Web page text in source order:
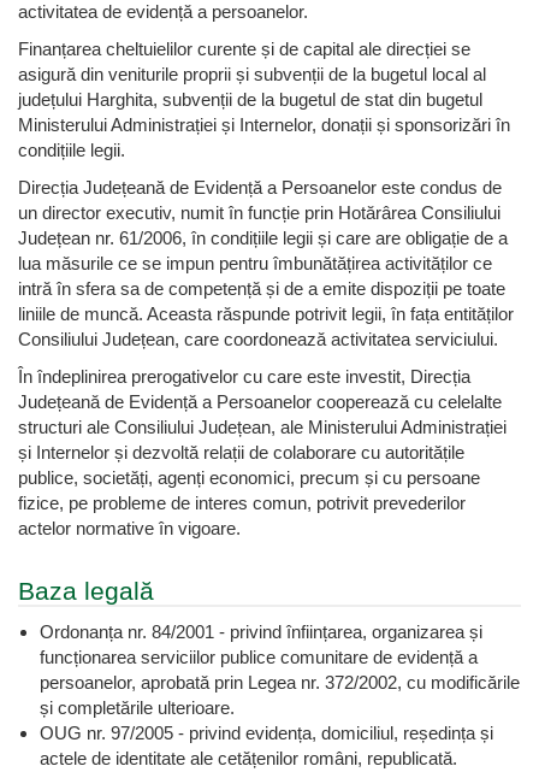
activitatea de evidență a persoanelor.
Finanțarea cheltuielilor curente și de capital ale direcției se
asigură din veniturile proprii și subvenții de la bugetul local al
județului Harghita, subvenții de la bugetul de stat din bugetul
Ministerului Administrației și Internelor, donații și sponsorizări în
condițiile legii.
Direcția Județeană de Evidență a Persoanelor este condus de
un director executiv, numit în funcție prin Hotărârea Consiliului
Județean nr. 61/2006, în condițiile legii și care are obligație de a
lua măsurile ce se impun pentru îmbunătățirea activităților ce
intră în sfera sa de competență și de a emite dispoziții pe toate
liniile de muncă. Aceasta răspunde potrivit legii, în fața entităților
Consiliului Județean, care coordonează activitatea serviciului.
În îndeplinirea prerogativelor cu care este investit, Direcția
Județeană de Evidență a Persoanelor cooperează cu celelalte
structuri ale Consiliului Județean, ale Ministerului Administrației
și Internelor și dezvoltă relații de colaborare cu autoritățile
publice, societăți, agenți economici, precum și cu persoane
fizice, pe probleme de interes comun, potrivit prevederilor
actelor normative în vigoare.
Baza legală
Ordonanța nr. 84/2001 - privind înființarea, organizarea și
funcționarea serviciilor publice comunitare de evidență a
persoanelor, aprobată prin Legea nr. 372/2002, cu modificările
și completările ulterioare.
OUG nr. 97/2005 - privind evidența, domiciliul, reședința și
actele de identitate ale cetățenilor români, republicată.